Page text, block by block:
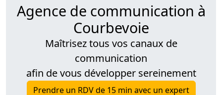
Agence de communication à
Courbevoie
Maîtrisez tous vos canaux de
communication
afin de vous développer sereinement
Prendre un RDV de 15 min avec un expert